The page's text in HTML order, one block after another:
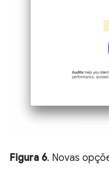
Figura 6. Novas